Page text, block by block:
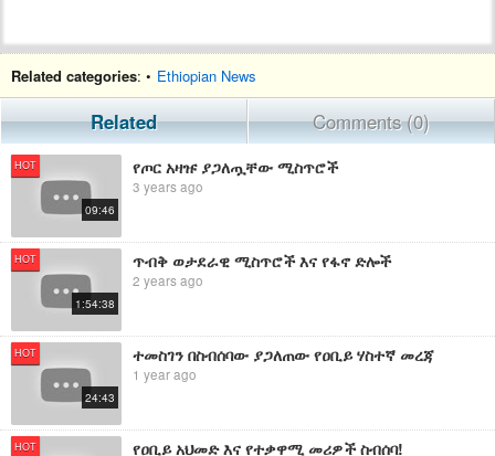
Related categories: • Ethiopian News
Related Comments (0)
HOT
09:46
የጦር አዛዡ ያጋለጧቸው ሚስጥሮች
3 years ago
HOT
1:54:38
ጥብቅ ወታደራዊ ሚስጥሮች እና የፋኖ ድሎች
2 years ago
HOT
24:43
ተመስገን በስብሰባው ያጋለጠው የዐቢይ ሃስተኛ መረጃ
1 year ago
HOT የዐቢይ አህመድ እና የተቃዋሚ መሪዎች ስብሰባ!